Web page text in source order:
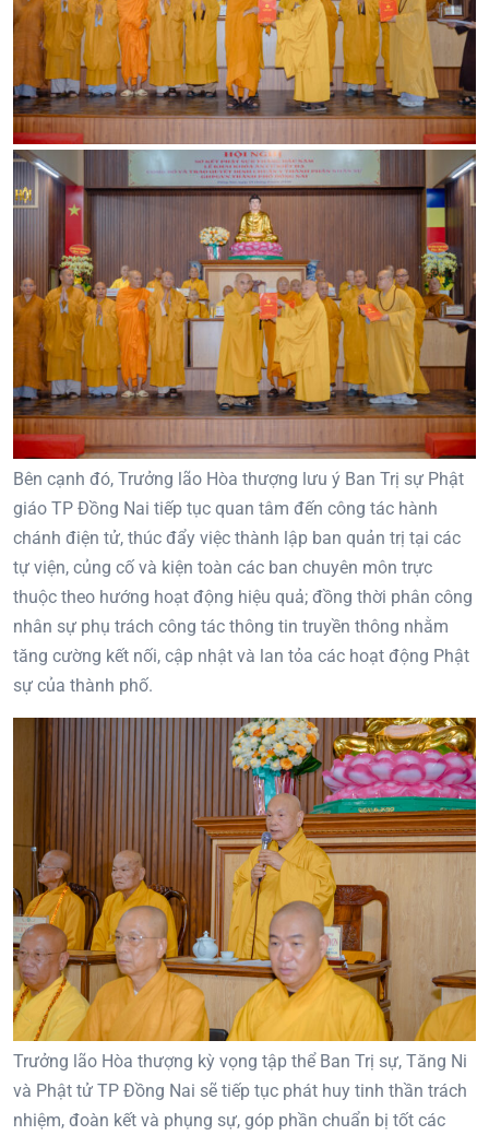
Bên cạnh đó, Trưởng lão Hòa thượng lưu ý Ban Trị sự Phật
giáo TP Đồng Nai tiếp tục quan tâm đến công tác hành
chánh điện tử, thúc đẩy việc thành lập ban quản trị tại các
tự viện, củng cố và kiện toàn các ban chuyên môn trực
thuộc theo hướng hoạt động hiệu quả; đồng thời phân công
nhân sự phụ trách công tác thông tin truyền thông nhằm
tăng cường kết nối, cập nhật và lan tỏa các hoạt động Phật
sự của thành phố.
Trưởng lão Hòa thượng kỳ vọng tập thể Ban Trị sự, Tăng Ni
và Phật tử TP Đồng Nai sẽ tiếp tục phát huy tinh thần trách
nhiệm, đoàn kết và phụng sự, góp phần chuẩn bị tốt các